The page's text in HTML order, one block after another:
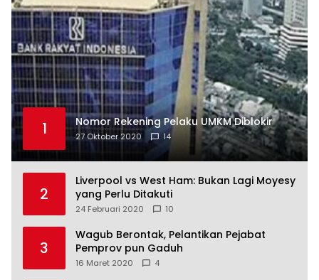
1 Nomor Rekening Pelaku UMKM Diblokir
27 Oktober 2020 14
2
Liverpool vs West Ham: Bukan Lagi Moyesy
yang Perlu Ditakuti
24 Februari 2020 10
3
Wagub Berontak, Pelantikan Pejabat
Pemprov pun Gaduh
16 Maret 2020 4